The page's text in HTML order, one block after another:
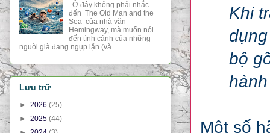
Khi
bộ
Một số
Ở đây không phải nhắc
đến The Old Man and the
Sea của nhà văn
Hemingway, mà muốn nói
đến tình cảnh của những
nguòi già đang ngụp lặn (và...
Lưu trữ
► 2026 (25)
► 2025 (44)